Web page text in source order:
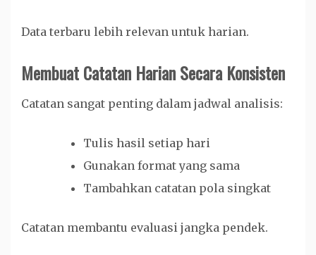
Data terbaru lebih relevan untuk harian.
Membuat Catatan Harian Secara Konsisten
Catatan sangat penting dalam jadwal analisis:
Tulis hasil setiap hari
Gunakan format yang sama
Tambahkan catatan pola singkat
Catatan membantu evaluasi jangka pendek.